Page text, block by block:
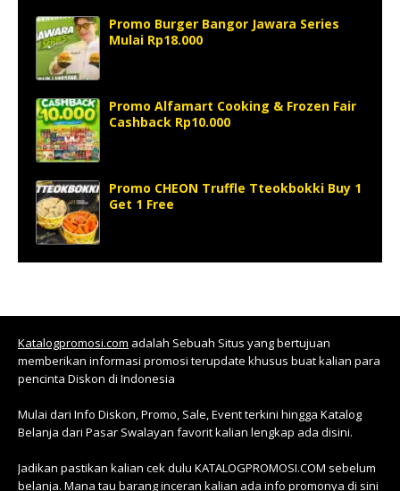
Promo Burger Bangor Jawara Series
Mulai Rp18.000
Promo Alfamart Cooking & Frozen Fair
Cashback Rp10.000
Promo CHEON Truffle Tteokbokki Buy 1
Get 1 Free
Katalogpromosi.com adalah Sebuah Situs yang bertujuan
memberikan informasi promosi terupdate khusus buat kalian para
pencinta Diskon di Indonesia
Mulai dari Info Diskon, Promo, Sale, Event terkini hingga Katalog
Belanja dari Pasar Swalayan favorit kalian lengkap ada disini.
Jadikan pastikan kalian cek dulu KATALOGPROMOSI.COM sebelum
belanja. Mana tau barang inceran kalian ada info promonya di sini